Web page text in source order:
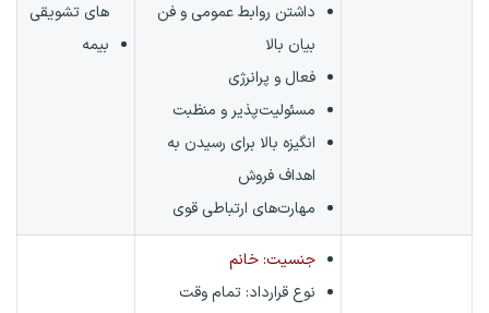
داشتن روابط عمومی و فن
بیان بالا
فعال و پرانرژی
مسئولیت‌پذیر و منظبت
انگیزه بالا برای رسیدن به
اهداف فروش
مهارت‌های ارتباطی قوی
های تشویقی
بیمه
جنسیت: خانم
نوع قرارداد: تمام وقت